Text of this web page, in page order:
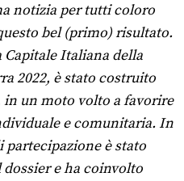
notizia per tutti coloro
bel (primo) risultato.
Italiana della
2022, è stato costruito
un moto volto a favorire
e comunitaria. In
partecipazione è stato
e ha coinvolto